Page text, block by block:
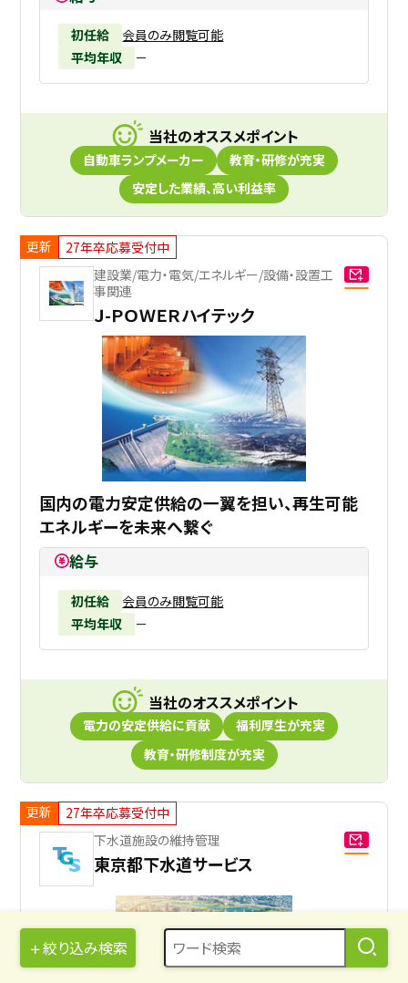
初任給
会員のみ閲覧可能
平均年収
－
当社のオススメポイント
自動車ランプメーカー
教育・研修が充実
安定した業績、高い利益率
更新
27年卒応募受付中
建設業/電力・電気/エネルギー/設備・設置工
事関連
Ｊ-ＰＯＷＥＲハイテック
国内の電力安定供給の一翼を担い、再生可能
エネルギーを未来へ繋ぐ
給与
初任給
会員のみ閲覧可能
平均年収
－
当社のオススメポイント
電力の安定供給に貢献
福利厚生が充実
教育・研修制度が充実
更新
27年卒応募受付中
下水道施設の維持管理
東京都下水道サービス
絞り込み検索